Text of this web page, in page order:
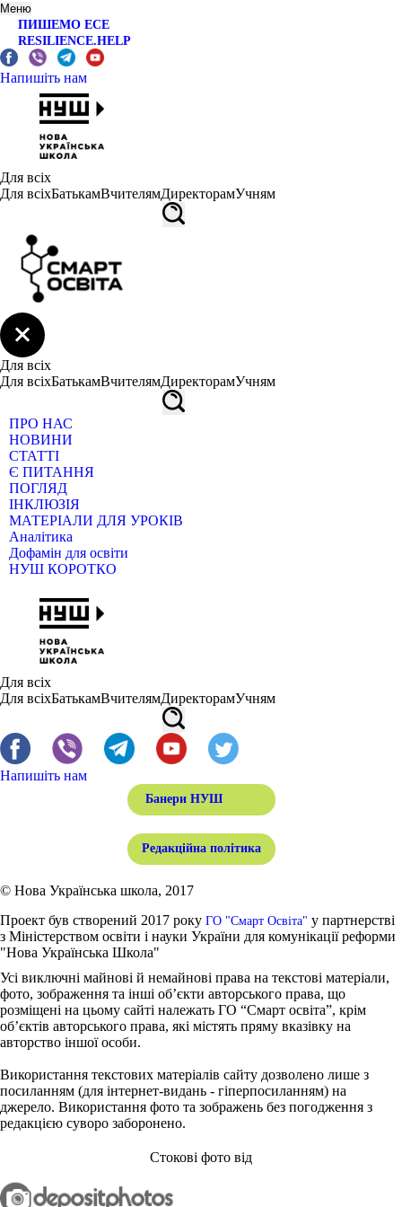
Меню
ПИШЕМО ЕСЕ
RESILIENCE.HELP
Напишіть нам
Для всіх
Для всіхБатькамВчителямДиректорамУчням
Для всіх
Для всіхБатькамВчителямДиректорамУчням
ПРО НАС
НОВИНИ
СТАТТІ
Є ПИТАННЯ
ПОГЛЯД
ІНКЛЮЗІЯ
МАТЕРІАЛИ ДЛЯ УРОКІВ
Аналітика
Дофамін для освіти
НУШ КОРОТКО
Для всіх
Для всіхБатькамВчителямДиректорамУчням
Напишіть нам
Банери НУШ
Редакційна політика
© Нова Українська школа, 2017
Проект був створений 2017 року ГО "Смарт Освіта" у партнерстві
з Міністерством освіти і науки України для комунікації реформи
"Нова Українська Школа"
Усі виключні майнові й немайнові права на текстові матеріали,
фото, зображення та інші об’єкти авторського права, що
розміщені на цьому сайті належать ГО “Смарт освіта”, крім
об’єктів авторського права, які містять пряму вказівку на
авторство іншої особи.
Використання текстових матеріалів сайту дозволено лише з
посиланням (для інтернет-видань - гіперпосиланням) на
джерело. Використання фото та зображень без погодження з
редакцією суворо заборонено.
Стокові фото від